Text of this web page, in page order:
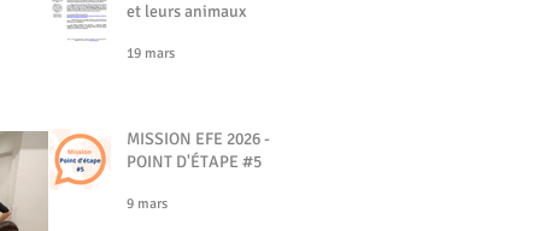
et leurs animaux
19 mars
MISSION EFE 2026 -
POINT D'ÉTAPE #5
9 mars